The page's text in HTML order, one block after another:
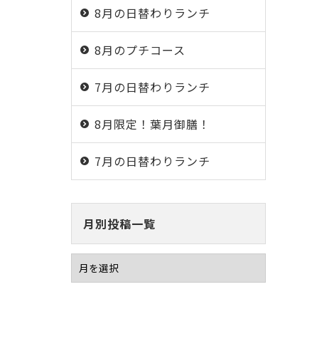
8月の日替わりランチ
8月のプチコース
7月の日替わりランチ
8月限定！葉月御膳！
7月の日替わりランチ
月別投稿一覧